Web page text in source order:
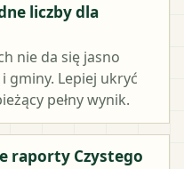
liczby dla
nie da się jasno
gminy. Lepiej ukryć
pełny wynik.
raporty Czystego